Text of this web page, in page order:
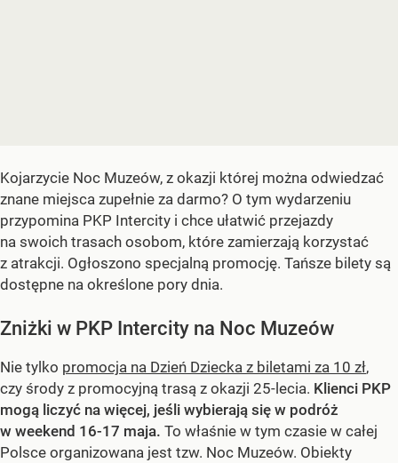
Kojarzycie Noc Muzeów, z okazji której można odwiedzać
znane miejsca zupełnie za darmo? O tym wydarzeniu
przypomina PKP Intercity i chce ułatwić przejazdy
na swoich trasach osobom, które zamierzają korzystać
z atrakcji. Ogłoszono specjalną promocję. Tańsze bilety są
dostępne na określone pory dnia.
Zniżki w PKP Intercity na Noc Muzeów
Nie tylko promocja na Dzień Dziecka z biletami za 10 zł,
czy środy z promocyjną trasą z okazji 25-lecia. Klienci PKP
mogą liczyć na więcej, jeśli wybierają się w podróż
w weekend 16-17 maja. To właśnie w tym czasie w całej
Polsce organizowana jest tzw. Noc Muzeów. Obiekty